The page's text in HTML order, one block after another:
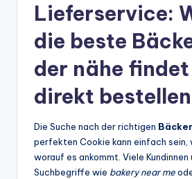
Lieferservice:
die beste
der nähe findet
direkt bestellen
Die Suche nach der richtigen
perfekten Cookie kann einfach sein,
worauf es ankommt. Viele Kundinnen
Suchbegriffe wie bakery near me